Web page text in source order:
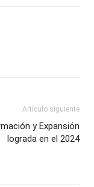
Artículo siguiente
y Expansión
lograda en el 2024